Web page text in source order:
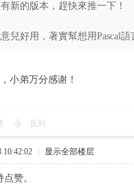
新的版本，趕快來推一下！
兒好用，著實幫想用Pascal
小弟万分感谢！
反对
10:42:02 显示全部楼层
赞。